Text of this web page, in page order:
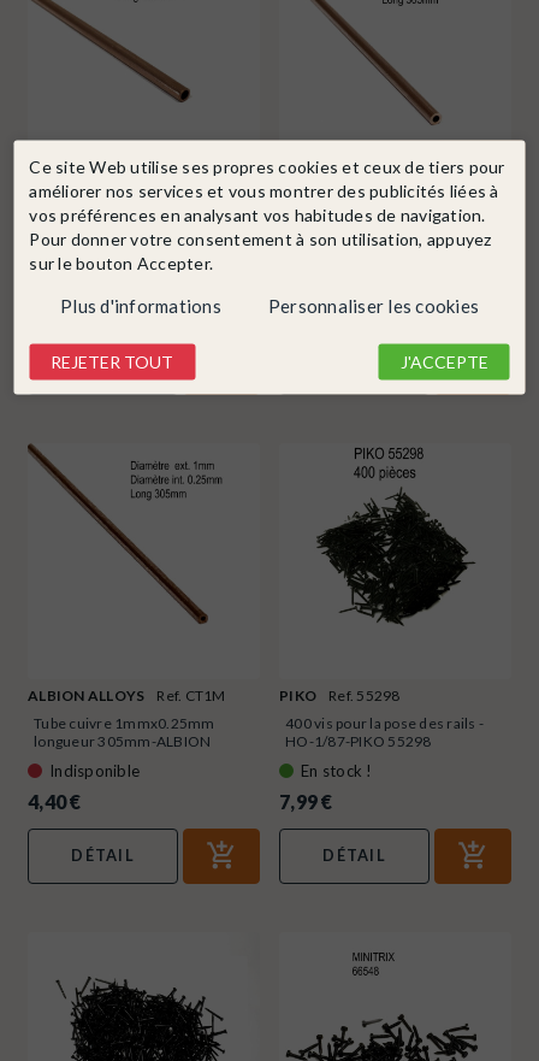
ALBION ALLOYS
Ref. CT3M
Tube cuivre 3mmx0.45mm
ALLOYS...
4,40 €
DÉTAIL
ALBION ALLOYS
Ref. CT2M
Tube cuivre 2mmx0.45mm
longueur 305mm-ALBION
4,40 €
ALBION ALLOYS
Ref. CT1M
Tube cuivre 1mmx0.25mm
longueur 305mm-ALBION
ALLOYS...
Indisponible
4,40 €
DÉTAIL
PIKO
Ref. 55298
400 vis pour la pose des rails -
HO-1/87-PIKO 55298
En stock !
7,99 €
DÉTAIL
Ce site Web utilise ses propres cookies et ceux de tiers pour
améliorer nos services et vous montrer des publicités liées à
vos préférences en analysant vos habitudes de navigation.
Pour donner votre consentement à son utilisation, appuyez
sur le bouton Accepter.
Plus d'informations Personnaliser les cookies
REJETER TOUT J'ACCEPTE